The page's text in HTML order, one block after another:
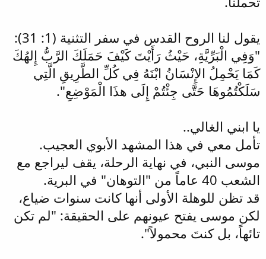
يقول لنا الروح القدس في سفر التثنية (1: 31):
"وَفِي الْبَرِّيَّةِ، حَيْثُ رَأَيْتَ كَيْفَ حَمَلَكَ الرَّبُّ إِلهُكَ
كَمَا يَحْمِلُ الإِنْسَانُ ابْنَهُ فِي كُلِّ الطَّرِيقِ الَّتِي
سَلَكْتُمُوهَا حَتَّى جِئْتُمْ إِلَى هذَا الْمَوْضِعِ".
يا ابني الغالي..
تأمل معي في هذا المشهد الأبوي العجيب.
موسى النبي، في نهاية الرحلة، يقف ليراجع مع
الشعب 40 عاماً من "التوهان" في البرية.
قد تظن للوهلة الأولى أنها كانت سنوات ضياع،
لكن موسى يفتح عيونهم على الحقيقة: "لم تكن
تائهاً، بل كنتَ محمولاً".